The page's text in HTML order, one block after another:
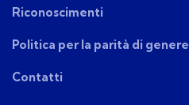
Riconoscimenti
Politica per la parità di genere
Contatti